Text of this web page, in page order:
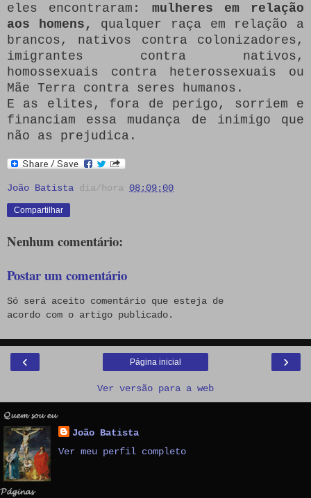
eles encontraram: mulheres em relação
aos homens,
qualquer raça em relação a
brancos, nativos contra colonizadores,
imigrantes contra nativos,
homossexuais contra heterossexuais ou
Mãe Terra contra seres humanos.
E as elites, fora de perigo, sorriem e
financiam essa mudança de inimigo que
não as prejudica.
João Batista dia/hora 08:09:00
Compartilhar
Nenhum comentário:
Postar um comentário
Só será aceito comentário que esteja de
acordo com o artigo publicado.
‹ ›
Página inicial
Ver versão para a web
𝓠𝓾𝓮𝓶 𝓼𝓸𝓾 𝓮𝓾
João Batista
Ver meu perfil completo
𝓟𝓪́𝓰𝓲𝓷𝓪𝓼